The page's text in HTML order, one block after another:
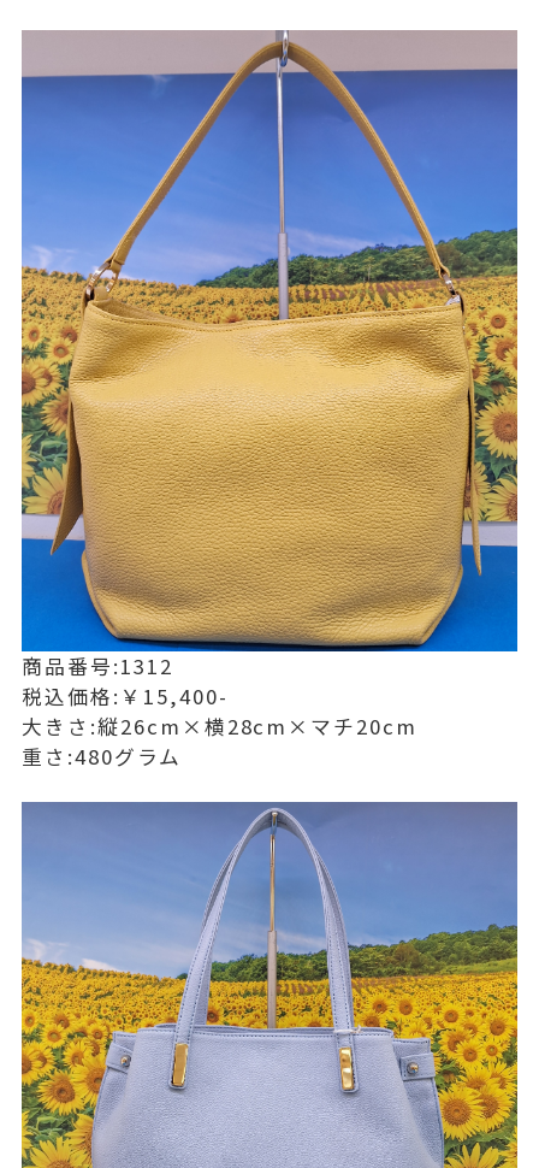
商品番号:1312
税込価格:￥15,400-
大きさ:縦26cm×横28cm×マチ20cm
重さ:480グラム